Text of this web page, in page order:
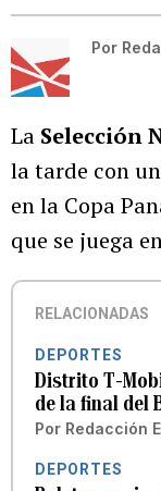
Por
La Selección
la tarde con
en la Copa
que se juega
RELACIONADAS
DEPORTES
Distrito T-
de la final del
Por Redacción
DEPORTES